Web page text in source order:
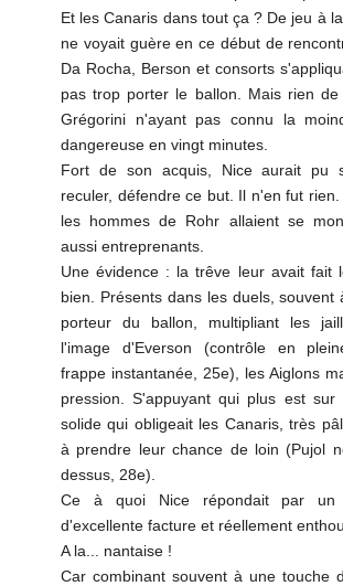
Et les Canaris dans tout ça ? De jeu à
ne voyait guère en ce début de
Da Rocha, Berson et consorts
pas trop porter le ballon. Mais rien de
Grégorini n'ayant pas connu la
dangereuse en vingt minutes.
Fort de son acquis, Nice aurait pu
reculer, défendre ce but. Il n'en fut rien.
les hommes de Rohr allaient se
aussi entreprenants.
Une évidence : la trêve leur avait fait
bien. Présents dans les duels, souvent
porteur du ballon, multipliant les
l'image d'Everson (contrôle en
frappe instantanée, 25e), les Aiglons
pression. S'appuyant qui plus est sur
solide qui obligeait les Canaris, très
à prendre leur chance de loin (Pujol
dessus, 28e).
Ce à quoi Nice répondait par un
d'excellente facture et réellement
A la... nantaise !
Car combinant souvent à une touche